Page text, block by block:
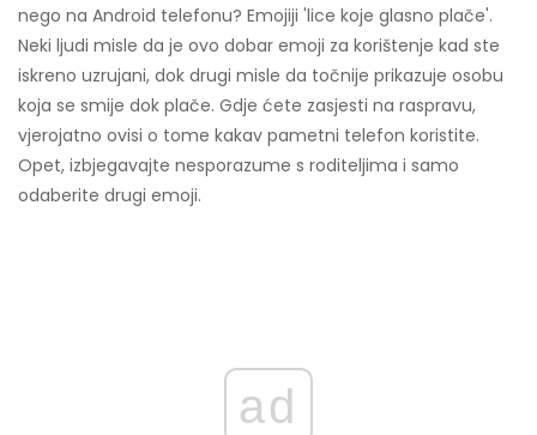
nego na Android telefonu? Emojiji 'lice koje glasno plače'.
Neki ljudi misle da je ovo dobar emoji za korištenje kad ste
iskreno uzrujani, dok drugi misle da točnije prikazuje osobu
koja se smije dok plače. Gdje ćete zasjesti na raspravu,
vjerojatno ovisi o tome kakav pametni telefon koristite.
Opet, izbjegavajte nesporazume s roditeljima i samo
odaberite drugi emoji.
ad